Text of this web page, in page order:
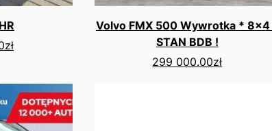
zł
Volvo FMX 500 Wywrotka *
STAN BDB !
299 000.00zł